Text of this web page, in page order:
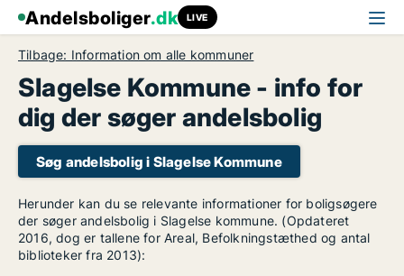
Andelsboliger.dk LIVE
Tilbage: Information om alle kommuner
Slagelse Kommune - info for
dig der søger andelsbolig
Søg andelsbolig i Slagelse Kommune
Herunder kan du se relevante informationer for boligsøgere
der søger andelsbolig i Slagelse kommune. (Opdateret
2016, dog er tallene for Areal, Befolkningstæthed og antal
biblioteker fra 2013):